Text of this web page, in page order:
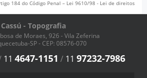
184 do Código Penal – Lei 9610/98 - Lei de direitos
Cassú - Topografia
de Moraes, 926 - Vila Zeferina
SP - CEP: 08576-070
11 4647-1151 / 11 97232-7986